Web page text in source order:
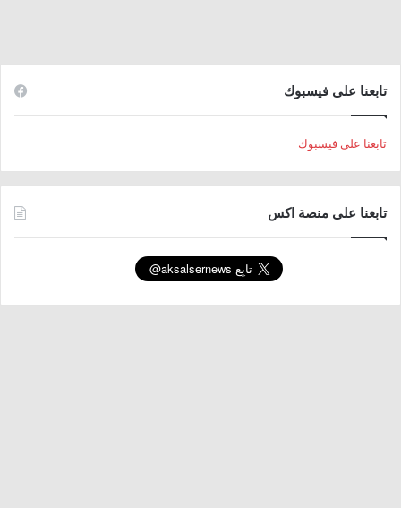
تابعنا على فيسبوك
تابعنا على فيسبوك
تابعنا على منصة اكس